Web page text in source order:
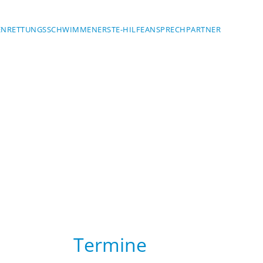
RETTUNGSSCHWIMMENERSTE-HILFEANSPRECHPARTNER
Termine